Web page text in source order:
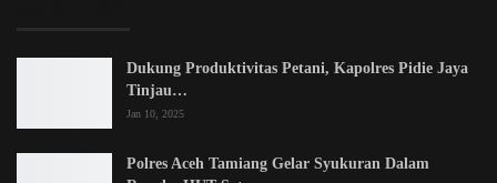
Dukung Produktivitas Petani, Kapolres Pidie Jaya
Tinjau…
Jan 10, 2025
Polres Aceh Tamiang Gelar Syukuran Dalam